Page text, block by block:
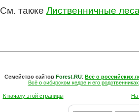
См. также Лиственничные
Семейство сайтов Forest.RU: Всё о российских
Всё о сибирском кедре и его родственниках
К началу этой страницы На